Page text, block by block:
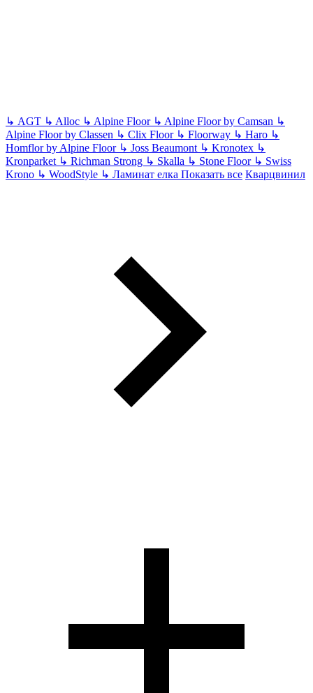
↳ AGT ↳ Alloc ↳ Alpine Floor ↳ Alpine Floor by Camsan ↳
Alpine Floor by Classen ↳ Clix Floor ↳ Floorway ↳ Haro ↳
Homflor by Alpine Floor ↳ Joss Beaumont ↳ Kronotex ↳
Kronparket ↳ Richman Strong ↳ Skalla ↳ Stone Floor ↳ Swiss
Krono ↳ WoodStyle ↳ Ламинат елка Показать все Кварцвинил